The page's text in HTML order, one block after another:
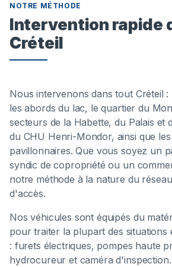
NOTRE MÉTHODE
Intervention rapide
Créteil
Nous intervenons dans tout Créteil
les abords du lac, le quartier du
secteurs de la Habette, du Palais et
du CHU Henri-Mondor, ainsi que
pavillonnaires. Que vous soyez un
syndic de copropriété ou un
notre méthode à la nature du
d'accès.
Nos véhicules sont équipés du
pour traiter la plupart des situations
: furets électriques, pompes haute
hydrocureur et caméra